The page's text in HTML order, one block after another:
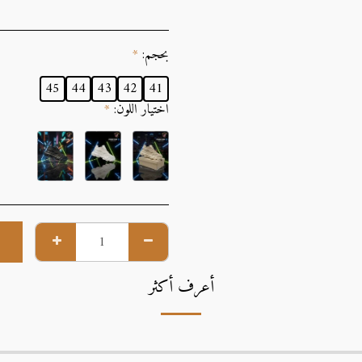
بحجم: *
41
42
43
44
45
اختيار اللون:*
أعرف أكثر